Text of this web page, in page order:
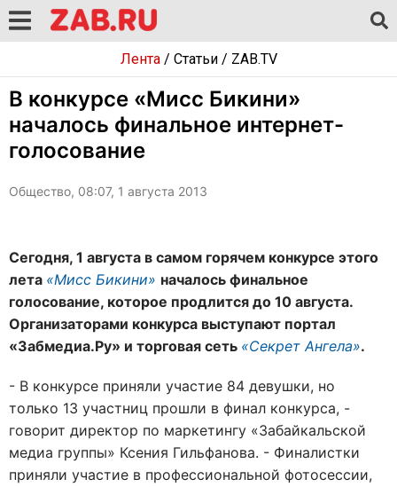
Лента/ Статьи/ ZAB.TV
В конкурсе «Мисс Бикини»
началось финальное интернет-
голосование
Общество, 08:07, 1 августа 2013
Сегодня, 1 августа в самом горячем конкурсе этого
лета «Мисс Бикини» началось финальное
голосование, которое продлится до 10 августа.
Организаторами конкурса выступают портал
«Забмедиа.Ру» и торговая сеть «Секрет Ангела».
- В конкурсе приняли участие 84 девушки, но
только 13 участниц прошли в финал конкурса, -
говорит директор по маркетингу «Забайкальской
медиа группы» Ксения Гильфанова. - Финалистки
приняли участие в профессиональной фотосессии,